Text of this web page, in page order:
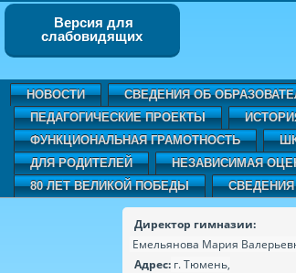
Версия для
слабовидящих
НОВОСТИ СВЕДЕНИЯ ОБ
ПЕДАГОГИЧЕСКИЕ ПРОЕКТЫ
ФУНКЦИОНАЛЬНАЯ ГРАМОТНОСТЬ
ДЛЯ РОДИТЕЛЕЙ
НЕЗАВИСИМАЯ
80 ЛЕТ ВЕЛИКОЙ ПОБЕДЫ
Директор гимназии:
Емельянова Мария
Адрес: г. Тюмень,